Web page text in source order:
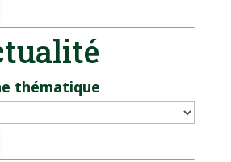
thématique